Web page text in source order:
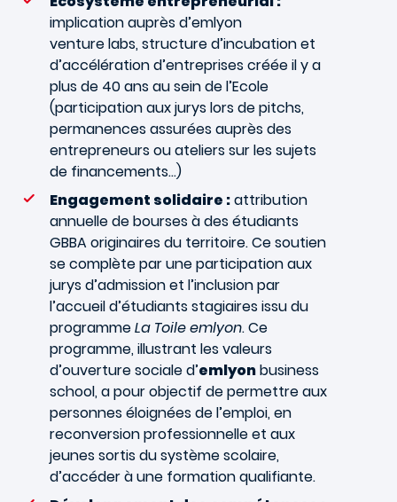
implication auprès d’emlyon
venturelabs, structure d’incubation et
d’accélération d’entreprises créée il y a
plus de 40 ans au sein de l’Ecole
(participation aux jurys lors de pitchs,
permanences assurées auprès des
entrepreneurs ou ateliers sur les sujets
de financements...)
Engagement solidaire :attribution
annuelle de bourses à des étudiants
GBBA originaires du territoire. Ce soutien
se complète par une participation aux
jurys d’admission et l’inclusion par
l’accueil d’étudiants stagiaires issu du
programmeLa Toile emlyon. Ce
programme, illustrant les valeurs
d’ouverture sociale d’emlyonbusiness
school, a pour objectif de permettre aux
personnes éloignées de l’emploi, en
reconversion professionnelle et aux
jeunes sortis du système scolaire,
d’accéder à une formation qualifiante.